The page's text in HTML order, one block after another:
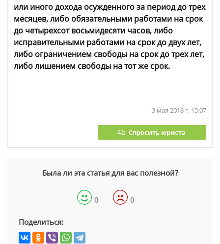
или иного дохода осужденного за период до трех
месяцев, либо обязательными работами на срок
до четырехсот восьмидесяти часов, либо
исправительными работами на срок до двух лет,
либо ограничением свободы на срок до трех лет,
либо лишением свободы на тот же срок.
3 мая 2018 г. 15:07
Спросить юриста
Была ли эта статья для вас полезной?
0 0
Поделиться: